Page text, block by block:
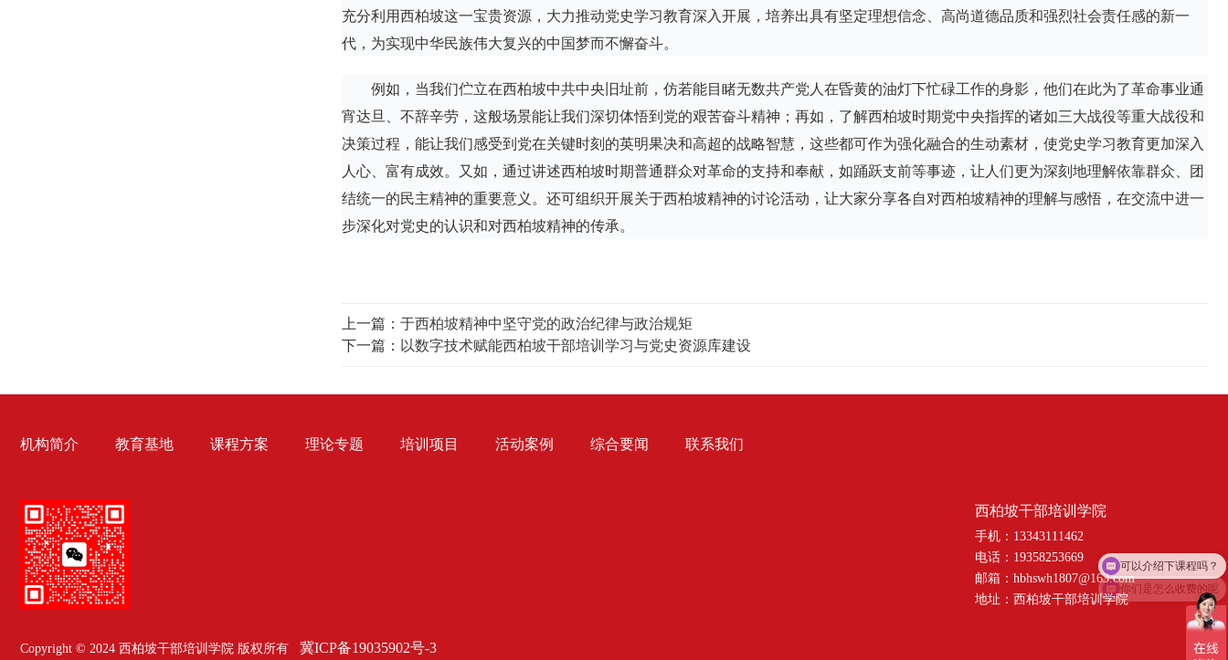
充分利用西柏坡这一宝贵资源，大力推动党史学习教育深入开展，培养出具有坚定理想信念、高尚道德品质和强烈社会责任感的新一
代，为实现中华民族伟大复兴的中国梦而不懈奋斗。
例如，当我们伫立在西柏坡中共中央旧址前，仿若能目睹无数共产党人在昏黄的油灯下忙碌工作的身影，他们在此为了革命事业通
宵达旦、不辞辛劳，这般场景能让我们深切体悟到党的艰苦奋斗精神；再如，了解西柏坡时期党中央指挥的诸如三大战役等重大战役和
决策过程，能让我们感受到党在关键时刻的英明果决和高超的战略智慧，这些都可作为强化融合的生动素材，使党史学习教育更加深入
人心、富有成效。又如，通过讲述西柏坡时期普通群众对革命的支持和奉献，如踊跃支前等事迹，让人们更为深刻地理解依靠群众、团
结统一的民主精神的重要意义。还可组织开展关于西柏坡精神的讨论活动，让大家分享各自对西柏坡精神的理解与感悟，在交流中进一
步深化对党史的认识和对西柏坡精神的传承。
上一篇： 于西柏坡精神中坚守党的政治纪律与政治规矩
下一篇： 以数字技术赋能西柏坡干部培训学习与党史资源库建设
机构简介 教育基地 课程方案 理论专题 培训项目 活动案例 综合要闻 联系我们
西柏坡干部培训学院
手机：13343111462
电话：19358253669
邮箱：hbhswh1807@163.com
地址：西柏坡干部培训学院
Copyright © 2024 西柏坡干部培训学院 版权所有 冀ICP备19035902号-3
你们是怎么收费的呢